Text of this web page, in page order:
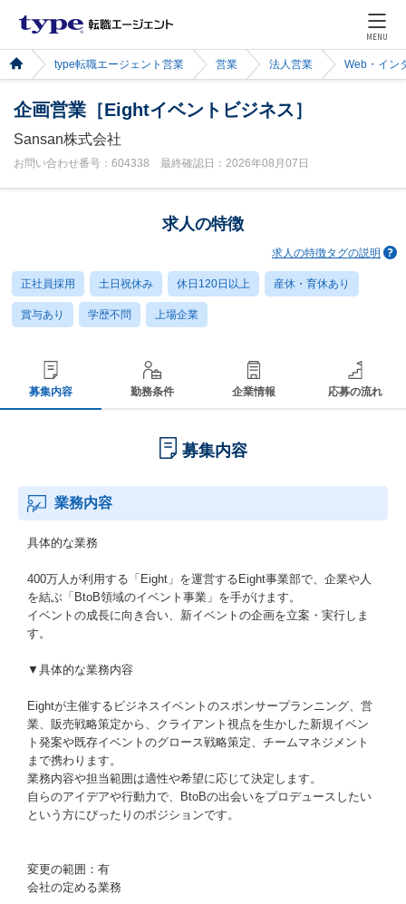
MENU
type転職エージェント営業 営業 法人営業 Web・イン
企画営業［Eightイベントビジネス］
Sansan株式会社
お問い合わせ番号：604338 最終確認日：2026年08月07日
求人の特徴
求人の特徴タグの説明
正社員採用 土日祝休み 休日120日以上 産休・育休あり
賞与あり 学歴不問 上場企業
募集内容 勤務条件 企業情報 応募の流れ
募集内容
業務内容
具体的な業務
400万人が利用する「Eight」を運営するEight事業部で、企業や人
を結ぶ「BtoB領域のイベント事業」を手がけます。
イベントの成長に向き合い、新イベントの企画を立案・実行しま
す。
▼具体的な業務内容
Eightが主催するビジネスイベントのスポンサープランニング、営
業、販売戦略策定から、クライアント視点を生かした新規イベン
ト発案や既存イベントのグロース戦略策定、チームマネジメント
まで携わります。
業務内容や担当範囲は適性や希望に応じて決定します。
自らのアイデアや行動力で、BtoBの出会いをプロデュースしたい
という方にぴったりのポジションです。
変更の範囲：有
会社の定める業務